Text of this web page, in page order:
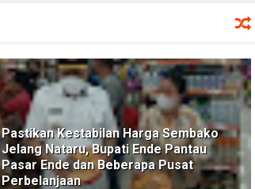
Pastikan Kestabilan Harga Sembako
Jelang Nataru, Bupati Ende Pantau
Pasar Ende dan Beberapa Pusat
Perbelanjaan